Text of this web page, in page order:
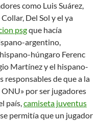
como Luis Suárez,
Del Sol y el ya
psgque hacía
argentino,
húngaro Ferenc
Martínez y el hispano-
responsables de que a la
ONU» por ser jugadores
país,camiseta juventus
permitía que un jugador